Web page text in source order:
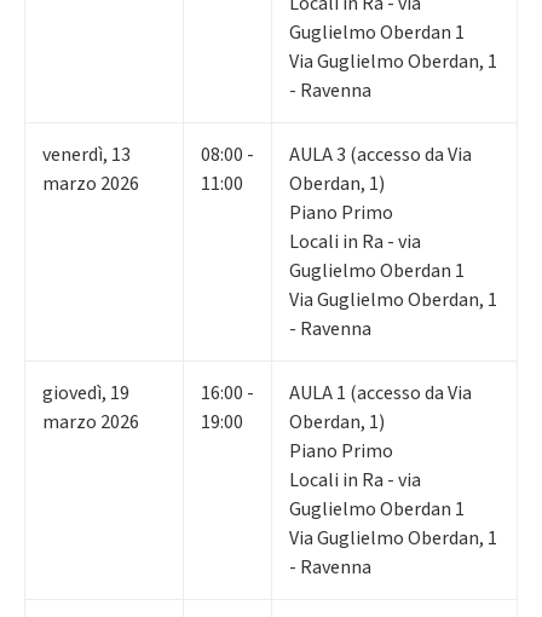
Guglielmo Oberdan 1
Via Guglielmo Oberdan, 1
- Ravenna
venerdì, 13
marzo 2026
08:00 -
11:00
AULA 3 (accesso da Via
Oberdan, 1)
Piano Primo
Locali in Ra - via
Guglielmo Oberdan 1
Via Guglielmo Oberdan, 1
- Ravenna
giovedì, 19
marzo 2026
16:00 -
19:00
AULA 1 (accesso da Via
Oberdan, 1)
Piano Primo
Locali in Ra - via
Guglielmo Oberdan 1
Via Guglielmo Oberdan, 1
- Ravenna